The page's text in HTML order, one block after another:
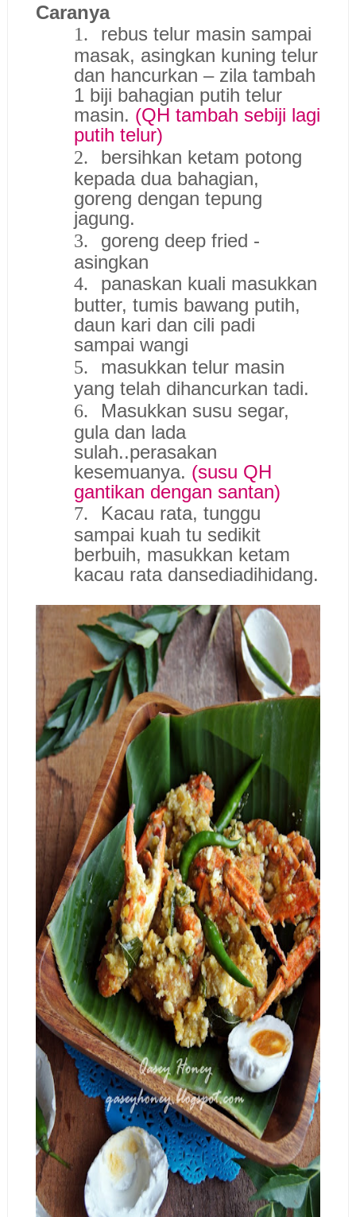
Caranya
1.
rebus telur masin sampai
masak, asingkan kuning telur
dan hancurkan – zila tambah
1 biji bahagian putih telur
masin. (QH tambah sebiji lagi
putih telur)
2.
bersihkan ketam potong
kepada dua bahagian,
goreng dengan tepung
jagung.
3.
goreng deep fried -
asingkan
4.
panaskan kuali masukkan
butter, tumis bawang putih,
daun kari dan cili padi
sampai wangi
5.
masukkan telur masin
yang telah dihancurkan tadi.
6.
Masukkan susu segar,
gula dan lada
sulah..perasakan
kesemuanya. (susu QH
gantikan dengan santan)
7.
Kacau rata, tunggu
sampai kuah tu sedikit
berbuih, masukkan ketam
kacau rata dansediadihidang.